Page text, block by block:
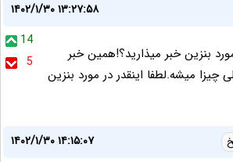
۱۴۰۲/۱/۳۰ ۱۳:۲۷:۵۸
14
5
بنزین خبر میذارید؟!همین خبر
میشه.لطفا اینقدر در مورد بنزین
۱۴۰۲/۱/۳۰ ۱۴:۱۵:۰۷